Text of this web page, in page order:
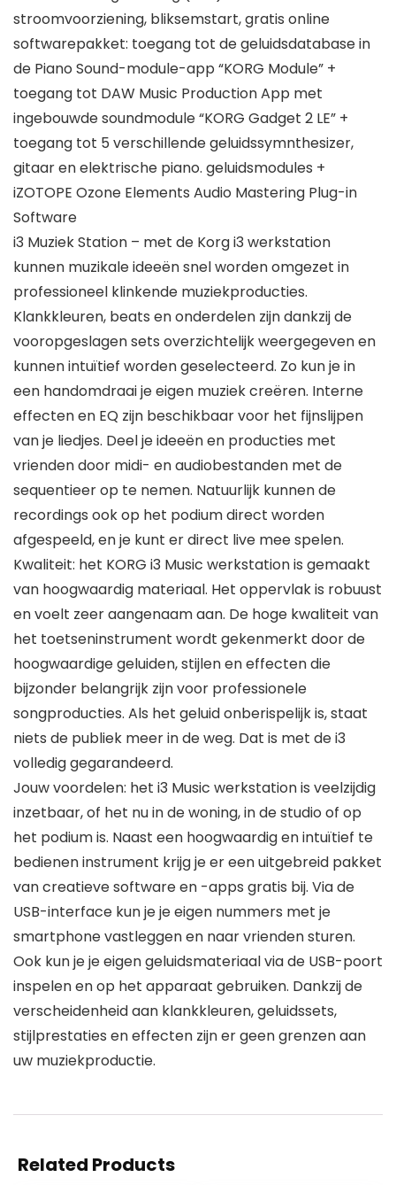
stroomvoorziening, bliksemstart, gratis online
softwarepakket: toegang tot de geluidsdatabase in
de Piano Sound-module-app “KORG Module” +
toegang tot DAW Music Production App met
ingebouwde soundmodule “KORG Gadget 2 LE” +
toegang tot 5 verschillende geluidssymnthesizer,
gitaar en elektrische piano. geluidsmodules +
iZOTOPE Ozone Elements Audio Mastering Plug-in
Software
i3 Muziek Station – met de Korg i3 werkstation
kunnen muzikale ideeën snel worden omgezet in
professioneel klinkende muziekproducties.
Klankkleuren, beats en onderdelen zijn dankzij de
vooropgeslagen sets overzichtelijk weergegeven en
kunnen intuïtief worden geselecteerd. Zo kun je in
een handomdraai je eigen muziek creëren. Interne
effecten en EQ zijn beschikbaar voor het fijnslijpen
van je liedjes. Deel je ideeën en producties met
vrienden door midi- en audiobestanden met de
sequentieer op te nemen. Natuurlijk kunnen de
recordings ook op het podium direct worden
afgespeeld, en je kunt er direct live mee spelen.
Kwaliteit: het KORG i3 Music werkstation is gemaakt
van hoogwaardig materiaal. Het oppervlak is robuust
en voelt zeer aangenaam aan. De hoge kwaliteit van
het toetseninstrument wordt gekenmerkt door de
hoogwaardige geluiden, stijlen en effecten die
bijzonder belangrijk zijn voor professionele
songproducties. Als het geluid onberispelijk is, staat
niets de publiek meer in de weg. Dat is met de i3
volledig gegarandeerd.
Jouw voordelen: het i3 Music werkstation is veelzijdig
inzetbaar, of het nu in de woning, in de studio of op
het podium is. Naast een hoogwaardig en intuïtief te
bedienen instrument krijg je er een uitgebreid pakket
van creatieve software en -apps gratis bij. Via de
USB-interface kun je je eigen nummers met je
smartphone vastleggen en naar vrienden sturen.
Ook kun je je eigen geluidsmateriaal via de USB-poort
inspelen en op het apparaat gebruiken. Dankzij de
verscheidenheid aan klankkleuren, geluidssets,
stijlprestaties en effecten zijn er geen grenzen aan
uw muziekproductie.
Related Products